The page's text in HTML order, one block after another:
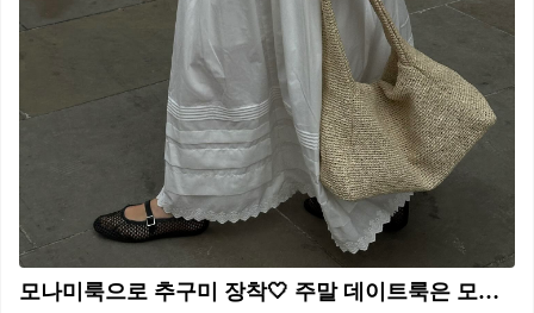
모나미룩으로 추구미 장착🤍 주말 데이트룩은 모나미룩으로 시크한 무드 완성해 보자💁🏻‍♀️🪽